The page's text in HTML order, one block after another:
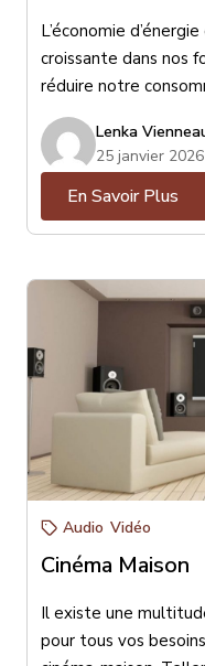
L’économie
croissante dans nos
réduire notre
dans des stores
jouer un rôle
nos maisons, ce qui
notre consommation
chauffage et de
Lenka
25 janvier 2026
En Savoir Plus
Audio Vidéo
Cinéma Maison
Il existe une
pour tous vos